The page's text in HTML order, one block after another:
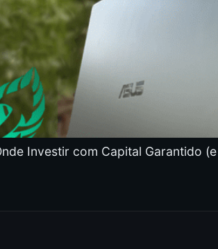
Investir com Capital Garantido